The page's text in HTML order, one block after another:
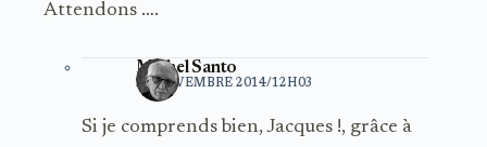
Attendons ….
Michel Santo
22 NOVEMBRE 2014/12H03
Si je comprends bien, Jacques !, grâce à